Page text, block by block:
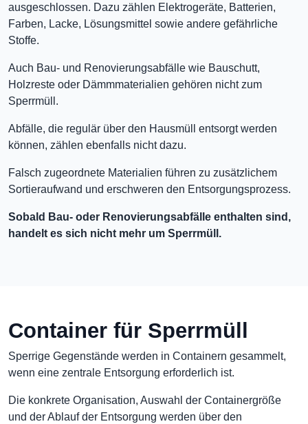
ausgeschlossen. Dazu zählen Elektrogeräte, Batterien,
Farben, Lacke, Lösungsmittel sowie andere gefährliche
Stoffe.
Auch Bau- und Renovierungsabfälle wie Bauschutt,
Holzreste oder Dämmmaterialien gehören nicht zum
Sperrmüll.
Abfälle, die regulär über den Hausmüll entsorgt werden
können, zählen ebenfalls nicht dazu.
Falsch zugeordnete Materialien führen zu zusätzlichem
Sortieraufwand und erschweren den Entsorgungsprozess.
Sobald Bau- oder Renovierungsabfälle enthalten sind,
handelt es sich nicht mehr um Sperrmüll.
Container für Sperrmüll
Sperrige Gegenstände werden in Containern gesammelt,
wenn eine zentrale Entsorgung erforderlich ist.
Die konkrete Organisation, Auswahl der Containergröße
und der Ablauf der Entsorgung werden über den